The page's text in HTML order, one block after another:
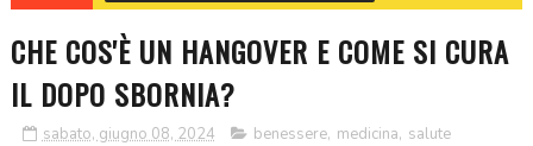
CHE COS'È UN HANGOVER E COME SI CURA
IL DOPO SBORNIA?
sabato, giugno 08, 2024 benessere, medicina, salute